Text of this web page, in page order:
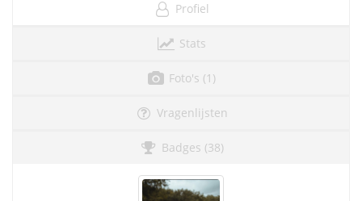
Profiel
Stats
Foto's (1)
Vragenlijsten
Badges (38)